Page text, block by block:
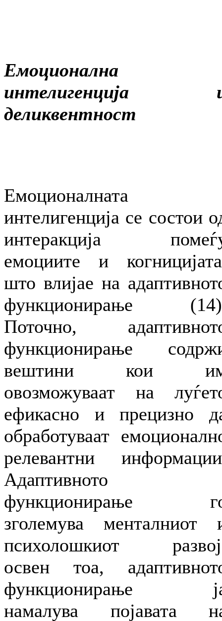
Емоционална
интелигенција
деликвентност
Емоционалната
интелигенција се состои
интеракција
емоциите и
што влијае на
функционирање
Поточно,
функционирање
вештини кои
овозможуваат на
ефикасно и прецизно
обработуваат
релевантни
Адаптивното
функционирање
зголемува менталниот
психолошкиот
освен тоа,
функционирање
намалува појавата